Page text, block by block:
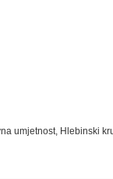
umjetnost , Hlebinski